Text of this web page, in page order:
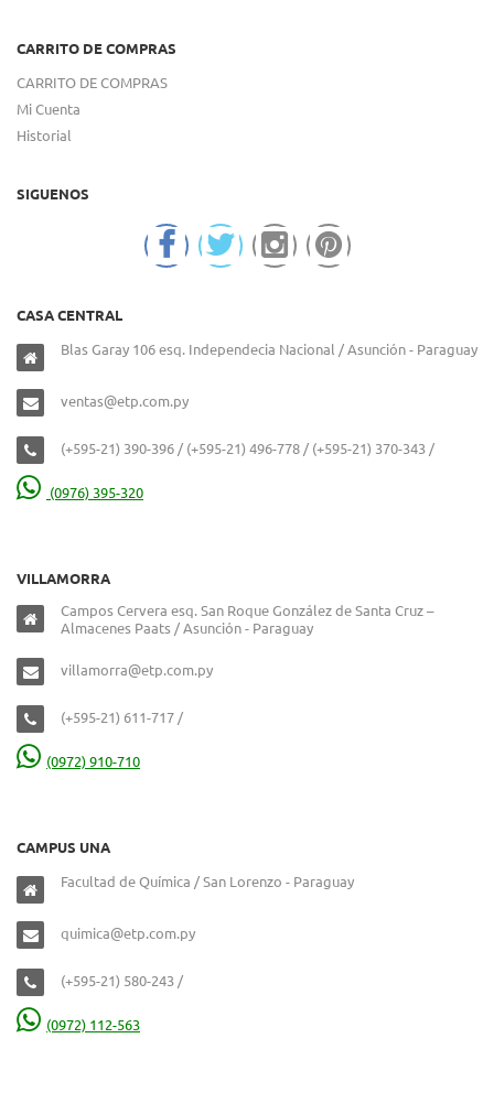
CARRITO DE COMPRAS
CARRITO DE COMPRAS
Mi Cuenta
Historial
SIGUENOS
CASA CENTRAL
Blas Garay 106 esq. Independecia Nacional / Asunción - Paraguay
ventas@etp.com.py
(+595-21) 390-396 / (+595-21) 496-778 / (+595-21) 370-343 /
(0976) 395-320
VILLAMORRA
Campos Cervera esq. San Roque González de Santa Cruz –
Almacenes Paats / Asunción - Paraguay
villamorra@etp.com.py
(+595-21) 611-717 /
(0972) 910-710
CAMPUS UNA
Facultad de Química / San Lorenzo - Paraguay
quimica@etp.com.py
(+595-21) 580-243 /
(0972) 112-563